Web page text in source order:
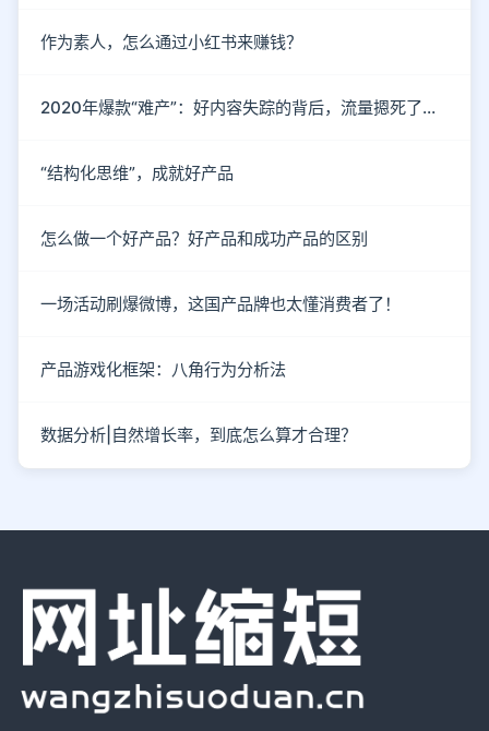
作为素人，怎么通过小红书来赚钱？
2020年爆款“难产”：好内容失踪的背后，流量摁死了内容
“结构化思维”，成就好产品
怎么做一个好产品？好产品和成功产品的区别
一场活动刷爆微博，这国产品牌也太懂消费者了！
产品游戏化框架：八角行为分析法
数据分析|自然增长率，到底怎么算才合理？